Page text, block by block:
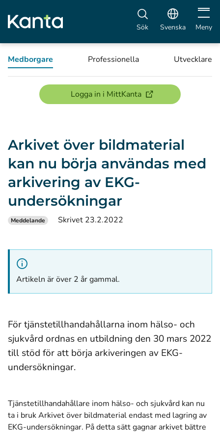
Sök Svenska Öppna
Meny
Medborgare Professionella Utvecklare
Logga in i MittKanta(öppnas i ett nytt
Arkivet över bildmaterial
kan nu börja användas med
arkivering av EKG-
undersökningar
Meddelande Skrivet 23.2.2022
Artikeln är över 2 år gammal.
För tjänstetillhandahållarna inom hälso- och
sjukvård ordnas en utbildning den 30 mars 2022
till stöd för att börja arkiveringen av EKG-
undersökningar.
Tjänstetillhandahållare inom hälso- och sjukvård kan nu
ta i bruk Arkivet över bildmaterial endast med lagring av
EKG-undersökningar. På detta sätt gagnar arkivet bättre